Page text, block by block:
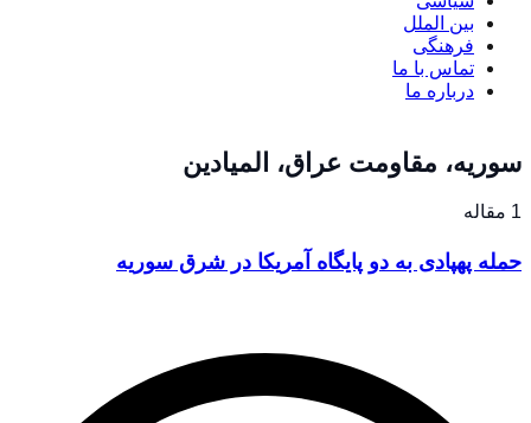
بین الملل
فرهنگی
تماس با ما
درباره ما
سوریه، مقاومت عراق، المیادین
1 مقاله
حمله پهپادی به دو پایگاه آمریکا در شرق سوریه